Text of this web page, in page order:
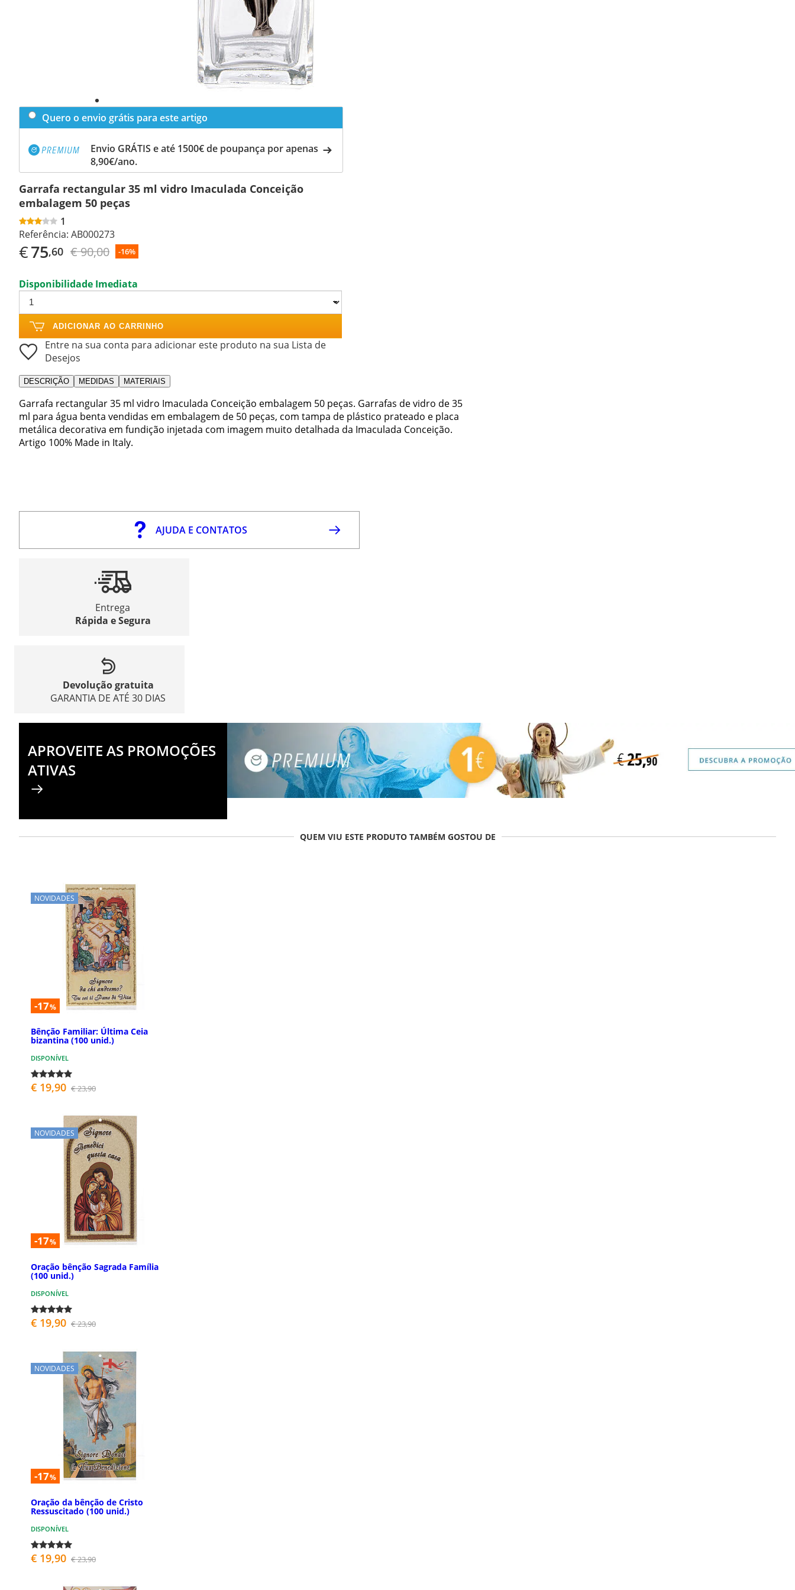
Quero o envio grátis para este artigo
Envio GRÁTIS e até 1500€ de poupança por apenas
8,90€/ano.
Garrafa rectangular 35 ml vidro Imaculada Conceição
embalagem 50 peças
1
Referência: AB000273
€75,60 € 90,00 -16%
Disponibilidade Imediata
ADICIONAR AO CARRINHO
Entre na sua conta para adicionar este produto na sua Lista de
Desejos
DESCRIÇÃO MEDIDAS MATERIAIS
Garrafa rectangular 35 ml vidro Imaculada Conceição embalagem 50 peças. Garrafas de vidro de 35
ml para água benta vendidas em embalagem de 50 peças, com tampa de plástico prateado e placa
metálica decorativa em fundição injetada com imagem muito detalhada da Imaculada Conceição.
Artigo 100% Made in Italy.
AJUDA E CONTATOS
Entrega
Rápida e Segura
Devolução gratuita
GARANTIA DE ATÉ 30 DIAS
APROVEITE AS PROMOÇÕES
ATIVAS
QUEM VIU ESTE PRODUTO TAMBÉM GOSTOU DE
NOVIDADES
-17%
Bênção Familiar: Última Ceia
bizantina (100 unid.)
DISPONÍVEL
€ 19,90 € 23,90
NOVIDADES
-17%
Oração bênção Sagrada Família
(100 unid.)
DISPONÍVEL
€ 19,90 € 23,90
NOVIDADES
-17%
Oração da bênção de Cristo
Ressuscitado (100 unid.)
DISPONÍVEL
€ 19,90 € 23,90